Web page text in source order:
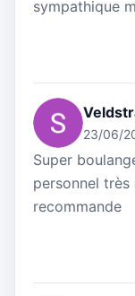
sympathique
23/06/
Super
personnel
recommande